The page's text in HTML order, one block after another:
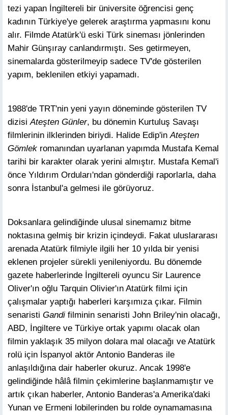
tezi yapan İngiltereli bir üniversite öğrencisi genç
kadının Türkiye'ye gelerek araştırma yapmasını konu
alır. Filmde Atatürk'ü eski Türk sineması jönlerinden
Mahir Günşıray canlandırmıştı. Ses getirmeyen,
sinemalarda gösterilmeyip sadece TV'de gösterilen
yapım, beklenilen etkiyi yapamadı.
1988'de TRT'nin yeni yayın döneminde gösterilen TV
dizisi Ateşten Günler, bu dönemin Kurtuluş Savaşı
filmlerinin ilklerinden biriydi. Halide Edip'in Ateşten
Gömlek romanından uyarlanan yapımda Mustafa Kemal
tarihi bir karakter olarak yerini almıştır. Mustafa Kemal'i
önce Yıldırım Orduları'ndan gönderdiği raporlarla, daha
sonra İstanbul'a gelmesi ile görüyoruz.
Doksanlara gelindiğinde ulusal sinemamız bitme
noktasına gelmiş bir krizin içindeydi. Fakat uluslararası
arenada Atatürk filmiyle ilgili her 10 yılda bir yenisi
eklenen projeler sürekli yenileniyordu. Bu dönemde
gazete haberlerinde İngiltereli oyuncu Sir Laurence
Oliver'ın oğlu Tarquin Olivier'ın Atatürk filmi için
çalışmalar yaptığı haberleri karşımıza çıkar. Filmin
senaristi Gandi filminin senaristi John Briley'nin olacağı,
ABD, İngiltere ve Türkiye ortak yapımı olacak olan
filmin yaklaşık 35 milyon dolara mal olacağı ve Atatürk
rolü için İspanyol aktör Antonio Banderas ile
anlaşıldığına dair haberler okuruz. Ancak 1998'e
gelindiğinde hâlâ filmin çekimlerine başlanmamıştır ve
artık çıkan haberler, Antonio Banderas'a Amerika'daki
Yunan ve Ermeni lobilerinden bu rolde oynamamasına